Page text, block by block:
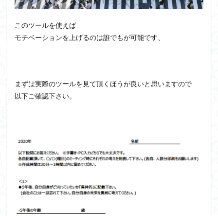
このツールを使えば
モチベーションを上げるのは誰でもが可能です、
まずは実際のツールを見て頂くほうが良いと思いますので
以下ご確認下さい。